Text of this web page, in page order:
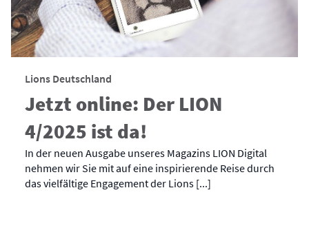
Lions Deutschland
Jetzt online: Der LION
4/2025 ist da!
In der neuen Ausgabe unseres Magazins LION Digital
nehmen wir Sie mit auf eine inspirierende Reise durch
das vielfältige Engagement der Lions [...]